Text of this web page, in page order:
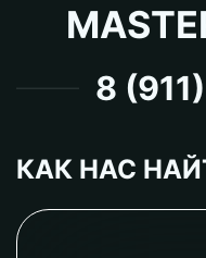
8
КАК НАС